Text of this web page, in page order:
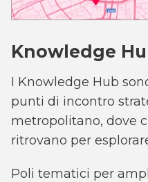
Knowledge
I Knowledge Hub
punti di incontro
metropolitano, dove
ritrovano per
Poli tematici per